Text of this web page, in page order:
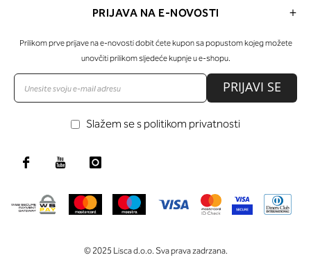
PRIJAVA NA E-NOVOSTI
Prilikom prve prijave na e-novosti dobit ćete kupon sa popustom kojeg možete
unovčiti prilikom sljedeće kupnje u e-shopu.
PRIJAVI SE
Slažem se s politikom privatnosti
© 2025 Lisca d.o.o. Sva prava zadrzana.